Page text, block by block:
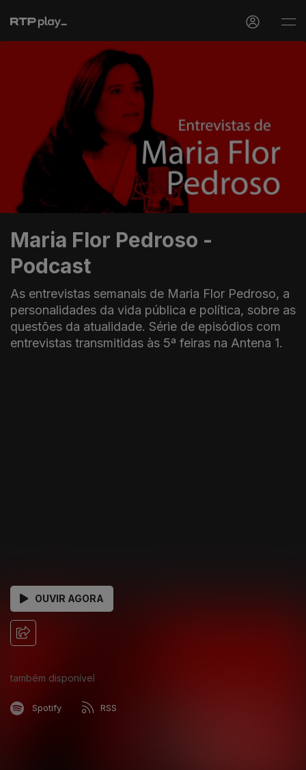
Maria Flor Pedroso -
Podcast
As entrevistas semanais de Maria Flor Pedroso, a
personalidades da vida pública e política, sobre as
questões da atualidade. Série de episódios com
entrevistas transmitidas às 5ª feiras na Antena 1.
OUVIR AGORA
também disponível
Spotify RSS